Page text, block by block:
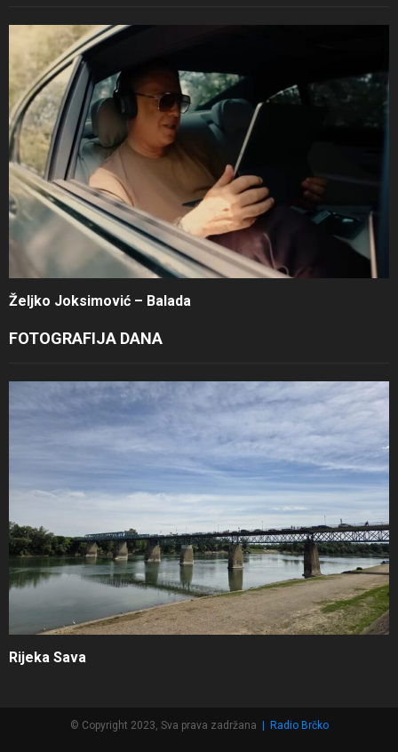
Željko Joksimović – Balada
FOTOGRAFIJA DANA
Rijeka Sava
© Copyright 2023, Sva prava zadržana Radio Brčko